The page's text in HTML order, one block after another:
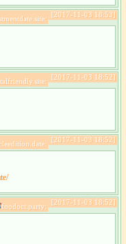
[2017-11-03 18:53]
[2017-11-03 18:52]
[2017-11-03 18:52]
[2017-11-03 18:52]
foodoct.party: